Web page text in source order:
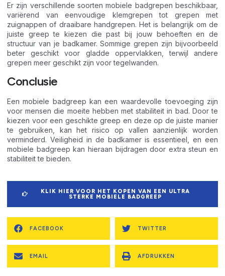
Er zijn verschillende soorten mobiele badgrepen beschikbaar,
variërend van eenvoudige klemgrepen tot grepen met
zuignappen of draaibare handgrepen. Het is belangrijk om de
juiste greep te kiezen die past bij jouw behoeften en de
structuur van je badkamer. Sommige grepen zijn bijvoorbeeld
beter geschikt voor gladde oppervlakken, terwijl andere
grepen meer geschikt zijn voor tegelwanden.
Conclusie
Een mobiele badgreep kan een waardevolle toevoeging zijn
voor mensen die moeite hebben met stabiliteit in bad. Door te
kiezen voor een geschikte greep en deze op de juiste manier
te gebruiken, kan het risico op vallen aanzienlijk worden
verminderd. Veiligheid in de badkamer is essentieel, en een
mobiele badgreep kan hieraan bijdragen door extra steun en
stabiliteit te bieden.
KLIK HIER VOOR HET KOPEN VAN EEN ULTRA
STERKE MOBIELE BADGREEP
FACEBOOK TWITTER
EMAIL AFDRUKKEN